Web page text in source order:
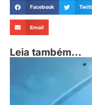
Facebook
Email
Leia também...